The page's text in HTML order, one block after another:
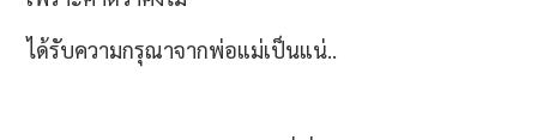
ได้รับความกรุณาจากพ่อแม่เป็นแน่..